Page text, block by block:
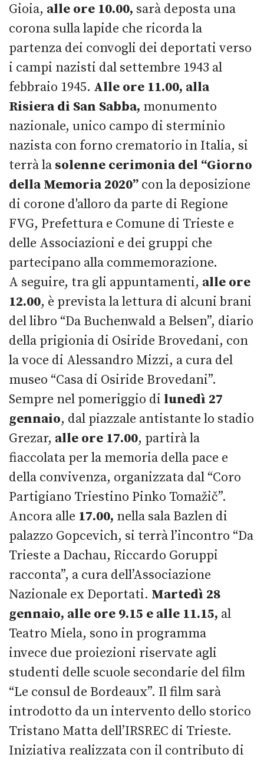
Gioia, alle ore 10.00, sarà deposta una
corona sulla lapide che ricorda la
partenza dei convogli dei deportati verso
i campi nazisti dal settembre 1943 al
febbraio 1945. Alle ore 11.00, alla
Risiera di San Sabba, monumento
nazionale, unico campo di sterminio
nazista con forno crematorio in Italia, si
terrà la solenne cerimonia del “Giorno
della Memoria 2020” con la deposizione
di corone d'alloro da parte di Regione
FVG, Prefettura e Comune di Trieste e
delle Associazioni e dei gruppi che
partecipano alla commemorazione.
A seguire, tra gli appuntamenti, alle ore
12.00, è prevista la lettura di alcuni brani
del libro “Da Buchenwald a Belsen”, diario
della prigionia di Osiride Brovedani, con
la voce di Alessandro Mizzi, a cura del
museo “Casa di Osiride Brovedani”.
Sempre nel pomeriggio di lunedì 27
gennaio, dal piazzale antistante lo stadio
Grezar, alle ore 17.00, partirà la
fiaccolata per la memoria della pace e
della convivenza, organizzata dal “Coro
Partigiano Triestino Pinko Tomažič”.
Ancora alle 17.00, nella sala Bazlen di
palazzo Gopcevich, si terrà l’incontro “Da
Trieste a Dachau, Riccardo Goruppi
racconta”, a cura dell’Associazione
Nazionale ex Deportati. Martedì 28
gennaio, alle ore 9.15 e alle 11.15, al
Teatro Miela, sono in programma
invece due proiezioni riservate agli
studenti delle scuole secondarie del film
“Le consul de Bordeaux”. Il film sarà
introdotto da un intervento dello storico
Tristano Matta dell’IRSREC di Trieste.
Iniziativa realizzata con il contributo di